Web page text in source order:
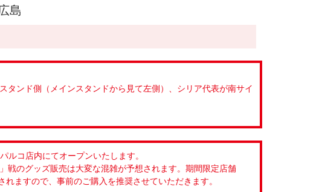
島
ンド側（メインスタンドから見て左側）、シリア代表が南サイ
コ店内にてオープンいたします。
戦のグッズ販売は大変な混雑が予想されます。期間限定店舗
ますので、事前のご購入を推奨させていただきます。